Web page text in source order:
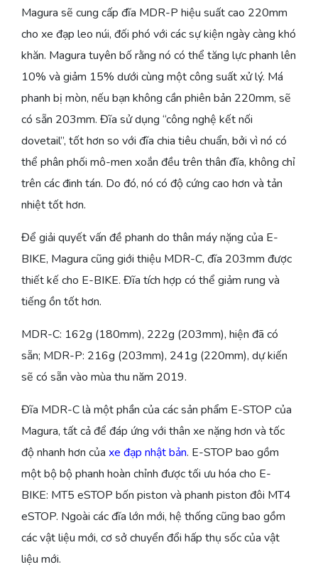
Magura sẽ cung cấp đĩa MDR-P hiệu suất cao 220mm
cho xe đạp leo núi, đối phó với các sự kiện ngày càng khó
khăn. Magura tuyên bố rằng nó có thể tăng lực phanh lên
10% và giảm 15% dưới cùng một công suất xử lý. Má
phanh bị mòn, nếu bạn không cần phiên bản 220mm, sẽ
có sẵn 203mm. Đĩa sử dụng “công nghệ kết nối
dovetail”, tốt hơn so với đĩa chia tiêu chuẩn, bởi vì nó có
thể phân phối mô-men xoắn đều trên thân đĩa, không chỉ
trên các đinh tán. Do đó, nó có độ cứng cao hơn và tản
nhiệt tốt hơn.
Để giải quyết vấn đề phanh do thân máy nặng của E-
BIKE, Magura cũng giới thiệu MDR-C, đĩa 203mm được
thiết kế cho E-BIKE. Đĩa tích hợp có thể giảm rung và
tiếng ồn tốt hơn.
MDR-C: 162g (180mm), 222g (203mm), hiện đã có
sẵn; MDR-P: 216g (203mm), 241g (220mm), dự kiến ​​
sẽ có sẵn vào mùa thu năm 2019.
Đĩa MDR-C là một phần của các sản phẩm E-STOP của
Magura, tất cả để đáp ứng với thân xe nặng hơn và tốc
độ nhanh hơn của xe đạp nhật bản. E-STOP bao gồm
một bộ bộ phanh hoàn chỉnh được tối ưu hóa cho E-
BIKE: MT5 eSTOP bốn piston và phanh piston đôi MT4
eSTOP. Ngoài các đĩa lớn mới, hệ thống cũng bao gồm
các vật liệu mới, cơ sở chuyển đổi hấp thụ sốc của vật
liệu mới.